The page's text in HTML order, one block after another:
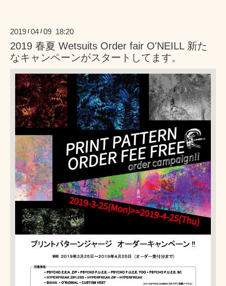
2019 /04 /09 18:20
2019 春夏 Wetsuits Order fair O'NEILL 新た
なキャンペーンがスタートしてます。